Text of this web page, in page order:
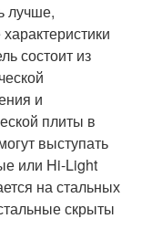
лучше,
состоит из
и
плиты в
выступать
или Hi-Light
на стальных
скрыты